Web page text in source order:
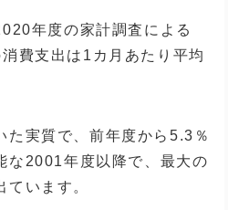
年度の家計調査による
費支出は1カ月あたり平均
た実質で、前年度から5.3％
な2001年度以降で、最大の
います。